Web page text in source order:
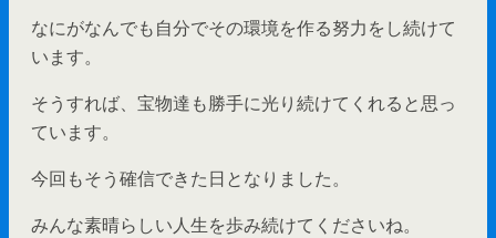
なにがなんでも自分でその環境を作る努力をし続けて
います。
そうすれば、宝物達も勝手に光り続けてくれると思っ
ています。
今回もそう確信できた日となりました。
みんな素晴らしい人生を歩み続けてくださいね。